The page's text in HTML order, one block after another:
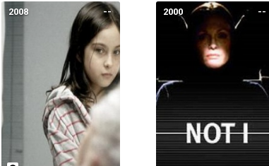
--
2008 --
2000